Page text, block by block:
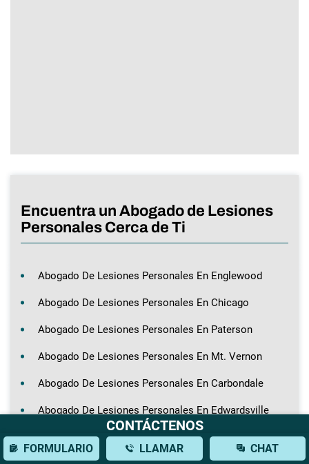
Encuentra un Abogado de Lesiones
Personales Cerca de Ti
Abogado De Lesiones Personales En Englewood
Abogado De Lesiones Personales En Chicago
Abogado De Lesiones Personales En Paterson
Abogado De Lesiones Personales En Mt. Vernon
Abogado De Lesiones Personales En Carbondale
Abogado De Lesiones Personales En Edwardsville
Abogado De Lesiones Personales En Brooklyn
CONTÁCTENOS
FORMULARIO LLAMAR CHAT